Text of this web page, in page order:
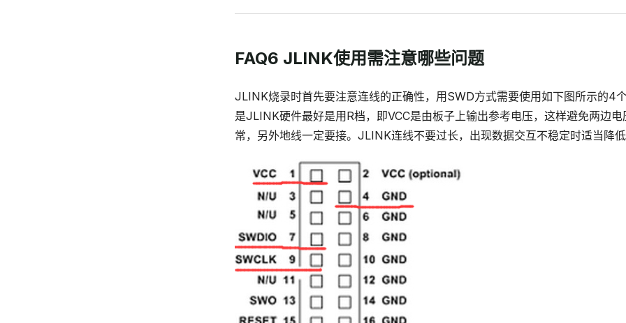
FAQ6 JLINK使用需注意哪些问题
JLINK烧录时首先要注意连线的正确性，用SWD方式需要使用如下图所示的4
是JLINK硬件最好是用R档，即VCC是由板子上输出参考电压，这样避免两边
常，另外地线一定要接。JLINK连线不要过长，出现数据交互不稳定时适当降低